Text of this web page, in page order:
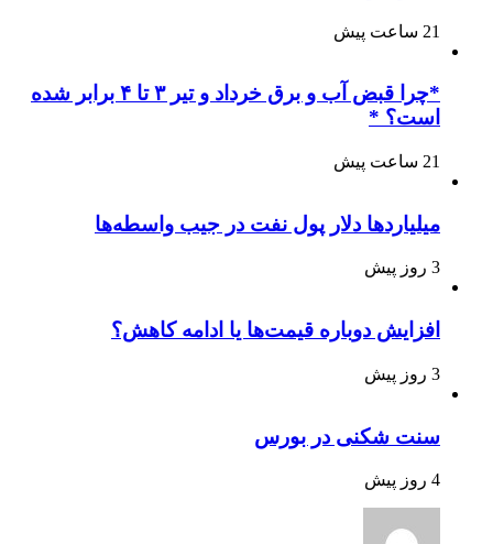
21 ساعت پیش
*چرا قبض آب و برق خرداد و تیر ۳ تا ۴ برابر شده
است؟ *
21 ساعت پیش
میلیاردها دلار پول نفت در جیب واسطه‌ها
3 روز پیش
افزایش دوباره قیمت‌ها یا ادامه کاهش؟
3 روز پیش
سنت شکنی در بورس
4 روز پیش